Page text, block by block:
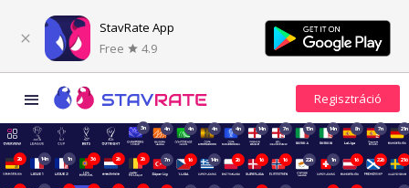
StavRate App
Free
4.9
3n 4n 4n 4n 4n 14n 7n 15n 14n 8n 7n 21n
2ó 14n 1n 3ó 2ó 2ó 7n 1ó 14n 2ó 1ó 1ó 22n 1n 1ó 22ó 21ó